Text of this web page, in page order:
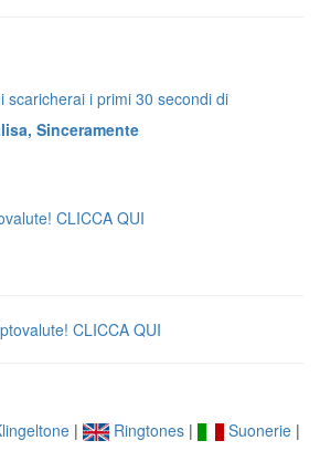
scaricherai i primi 30 secondi di
Sinceramente
CLICCA QUI
CLICCA QUI
| Ringtones| Suonerie|